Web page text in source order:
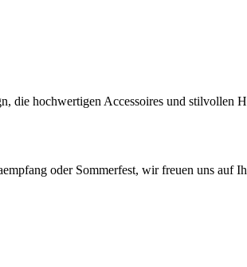
die hochwertigen Accessoires und stilvollen
oder Sommerfest, wir freuen uns auf